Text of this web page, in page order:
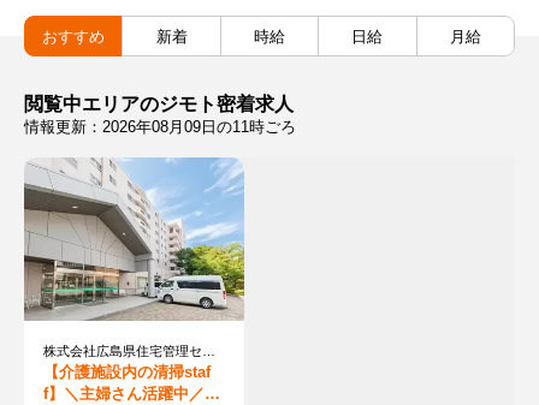
おすすめ 新着 時給 日給 月給
閲覧中エリアのジモト密着求人
情報更新：2026年08月09日の11時ごろ
【介護施設内の清掃staf
f】＼主婦さん活躍中／短